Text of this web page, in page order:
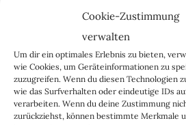
Cookie-Zustimmung
verwalten
Um dir ein optimales Erlebnis zu bieten,
wie Cookies, um Geräteinformationen zu
zuzugreifen. Wenn du diesen Technologien
wie das Surfverhalten oder eindeutige IDs
verarbeiten. Wenn du deine Zustimmung
zurückziehst, können bestimmte Merkmale
„Die Grundsteuerreform nach dem
Murks. Es ist an der Zeit, eines klar zu
gehört abgeschafft! Bessere,
Finanzierung unserer Städte müssen her.“